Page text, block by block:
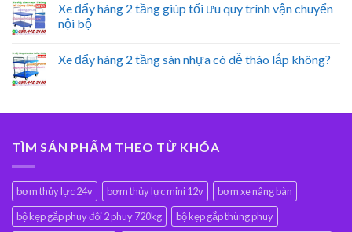
Xe đẩy hàng 2 tầng giúp tối ưu quy trình vận chuyển
nội bộ
Xe đẩy hàng 2 tầng sàn nhựa có dễ tháo lắp không?
TÌM SẢN PHẨM THEO TỪ KHÓA
bơm thủy lực 24v bơm thủy lực mini 12v
bơm xe nâng bàn
bộ kẹp gắp phuy đôi 2 phuy 720kg
bộ kẹp gắp thùng phuy